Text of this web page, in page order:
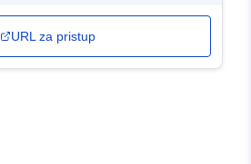
URL za pristup